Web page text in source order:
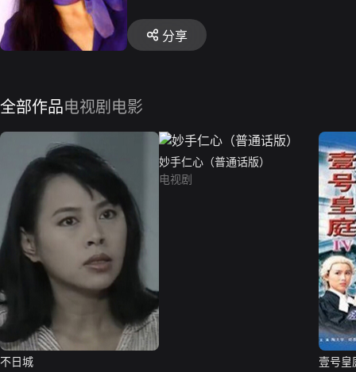
分享
全部作品电视剧 电影
不日城
妙手仁心（普通话版）
电视剧
壹号皇